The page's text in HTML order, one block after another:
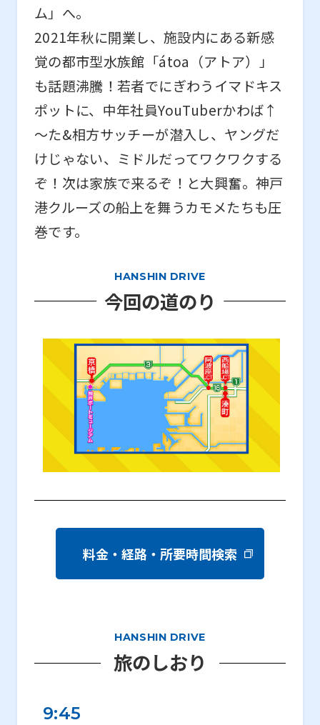
ム」へ。
2021年秋に開業し、施設内にある新感
覚の都市型水族館「átoa（アトア）」
も話題沸騰！若者でにぎわうイマドキス
ポットに、中年社員YouTuberかわば↑
～た&相方サッチーが潜入し、ヤングだ
けじゃない、ミドルだってワクワクする
ぞ！次は家族で来るぞ！と大興奮。神戸
港クルーズの船上を舞うカモメたちも圧
巻です。
HANSHIN DRIVE
今回の道のり
料金・経路・所要時間検索
HANSHIN DRIVE
旅のしおり
9:45